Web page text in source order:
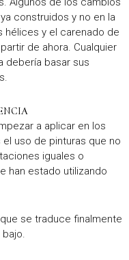
construidos y no en la
hélices y el carenado de
de ahora. Cualquier
debería basar sus
a aplicar en los
uso de pinturas que no
iguales o
han estado utilizando
se traduce finalmente